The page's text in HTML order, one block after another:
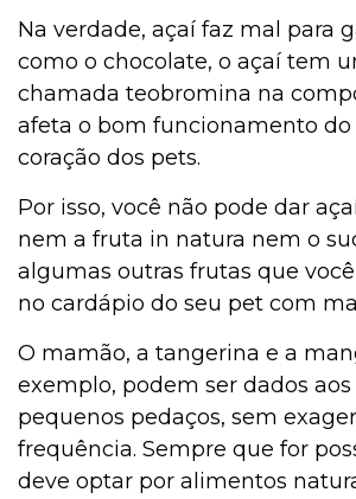
Na verdade, açaí faz mal para
como o chocolate, o açaí tem
chamada teobromina na
afeta o bom funcionamento do
coração dos pets.
Por isso, você não pode dar
nem a fruta in natura nem o
algumas outras frutas que
no cardápio do seu pet com
O mamão, a tangerina e a
exemplo, podem ser dados
pequenos pedaços, sem
frequência. Sempre que for
deve optar por alimentos